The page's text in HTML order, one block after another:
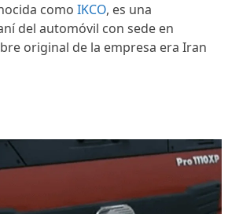
comoIKCO, es una
del automóvil con sede en
original de la empresa era Iran